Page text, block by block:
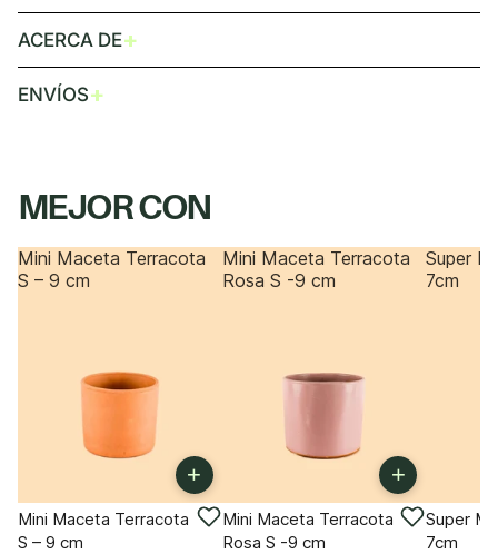
ACERCA DE+
ENVÍOS+
MEJOR CON
Mini Maceta Terracota
S – 9 cm
+
Mini Maceta Terracota
S – 9 cm
Mini Maceta Terracota
Rosa S -9 cm
+
Mini Maceta Terracota
Rosa S -9 cm
Super
7cm
Super
7cm